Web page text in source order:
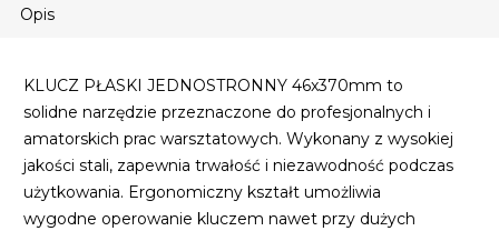
Opis
KLUCZ PŁASKI JEDNOSTRONNY 46x370mm to
solidne narzędzie przeznaczone do profesjonalnych i
amatorskich prac warsztatowych. Wykonany z wysokiej
jakości stali, zapewnia trwałość i niezawodność podczas
użytkowania. Ergonomiczny kształt umożliwia
wygodne operowanie kluczem nawet przy dużych